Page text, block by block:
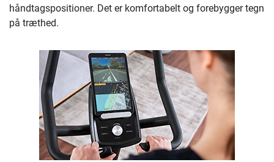
håndtagspositioner. Det er komfortabelt og forebygger tegn
på træthed.